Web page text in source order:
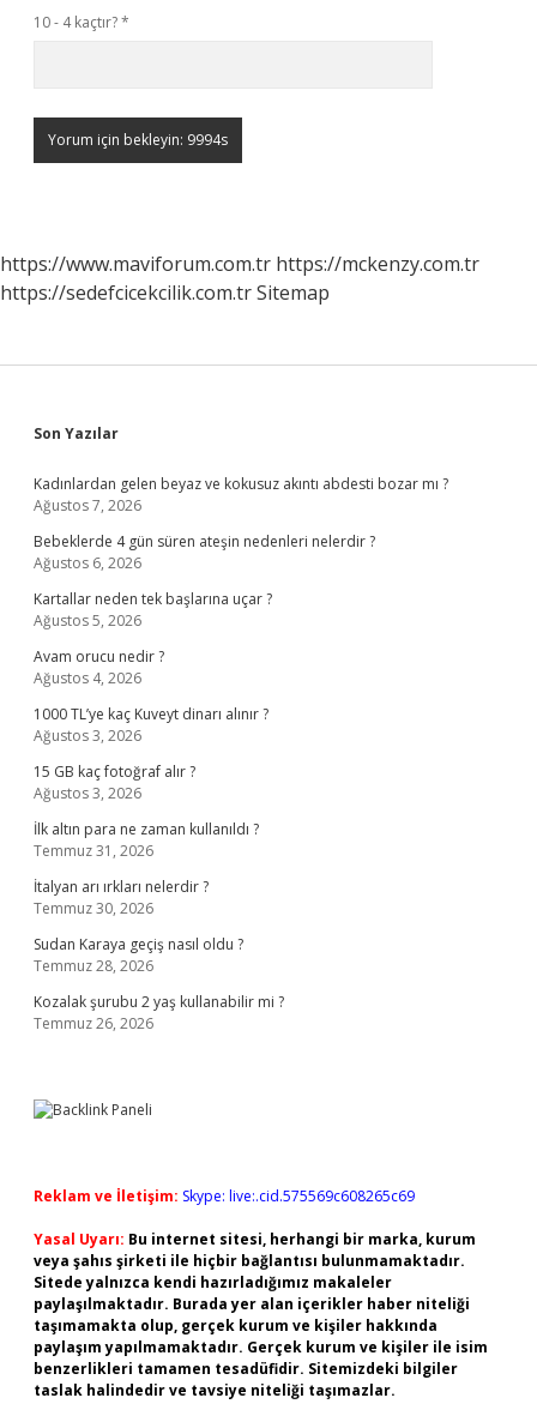
10 - 4 kaçtır?*
https://www.maviforum.com.tr https://mckenzy.com.tr
https://sedefcicekcilik.com.trSitemap
Sidebar
Son Yazılar
Kadınlardan gelen beyaz ve kokusuz akıntı abdesti bozar mı ?
Ağustos 7, 2026
Bebeklerde 4 gün süren ateşin nedenleri nelerdir ?
Ağustos 6, 2026
Kartallar neden tek başlarına uçar ?
Ağustos 5, 2026
Avam orucu nedir ?
Ağustos 4, 2026
1000 TL’ye kaç Kuveyt dinarı alınır ?
Ağustos 3, 2026
15 GB kaç fotoğraf alır ?
Ağustos 3, 2026
İlk altın para ne zaman kullanıldı ?
Temmuz 31, 2026
İtalyan arı ırkları nelerdir ?
Temmuz 30, 2026
Sudan Karaya geçiş nasıl oldu ?
Temmuz 28, 2026
Kozalak şurubu 2 yaş kullanabilir mi ?
Temmuz 26, 2026
Reklam ve İletişim: Skype: live:.cid.575569c608265c69
Yasal Uyarı: Bu internet sitesi, herhangi bir marka, kurum
veya şahıs şirketi ile hiçbir bağlantısı bulunmamaktadır.
Sitede yalnızca kendi hazırladığımız makaleler
paylaşılmaktadır. Burada yer alan içerikler haber niteliği
taşımamakta olup, gerçek kurum ve kişiler hakkında
paylaşım yapılmamaktadır. Gerçek kurum ve kişiler ile isim
benzerlikleri tamamen tesadüfidir. Sitemizdeki bilgiler
taslak halindedir ve tavsiye niteliği taşımazlar.